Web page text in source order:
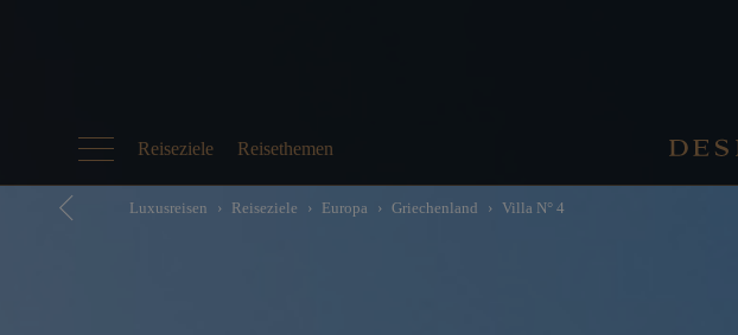
Reiseziele Reisethemen
Luxusreisen Reiseziele Europa Griechenland Villa N° 4